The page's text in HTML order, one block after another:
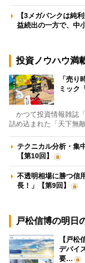
【3メガバンクは純
益続出の一方で、中
投資ノウハウ満
「売
ミック
かつて投資情報雑誌
詰め込まれた「天下無
テクニカル分析・集
【第10回】
不透明相場に勝つ信
長！」【第9回】
戸松信博の明日
【戸
デバイ
要…